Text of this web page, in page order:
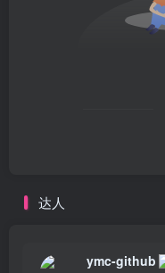
达人
ymc-github